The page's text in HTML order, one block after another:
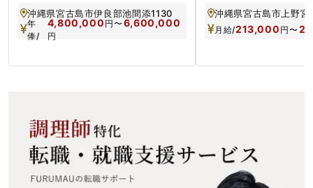
沖縄県宮古島市伊良部池間添1130
年
俸/
4,800,000 円〜6,600,000
円
ランジェ主任クラス
沖縄県宮古島市上野
月給/213,000 円〜